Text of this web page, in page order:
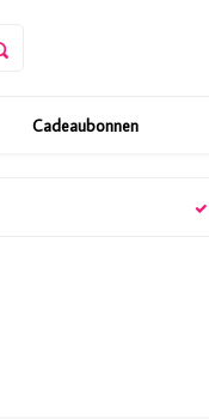
Cadeaubonnen